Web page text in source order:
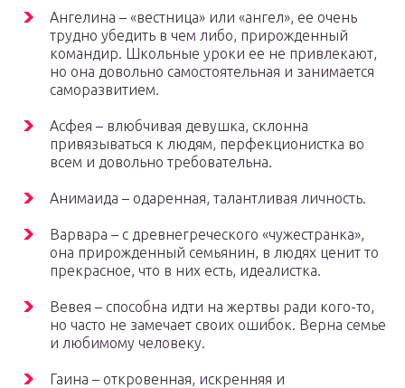
Ангелина – «вестница» или «ангел», ее очень
трудно убедить в чем либо, прирожденный
командир. Школьные уроки ее не привлекают,
но она довольно самостоятельная и занимается
саморазвитием.
Асфея – влюбчивая девушка, склонна
привязываться к людям, перфекционистка во
всем и довольно требовательна.
Анимаида – одаренная, талантливая личность.
Варвара – с древнегреческого «чужестранка»,
она прирожденный семьянин, в людях ценит то
прекрасное, что в них есть, идеалистка.
Вевея – способна идти на жертвы ради кого-то,
но часто не замечает своих ошибок. Верна семье
и любимому человеку.
Гаина – откровенная, искренняя и